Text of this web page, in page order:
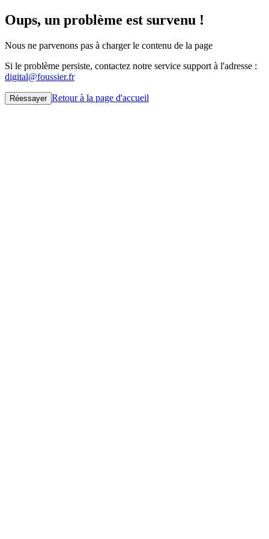
Oups, un problème est survenu !
Nous ne parvenons pas à charger le contenu de la page
Si le problème persiste, contactez notre service support à l'adresse :
digital@foussier.fr
Réessayer Retour à la page d'accueil